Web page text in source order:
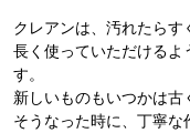
クレアンは、汚れたら
長く使っていただけるよ
す。
新しいものもいつかは古
そうなった時に、丁寧な